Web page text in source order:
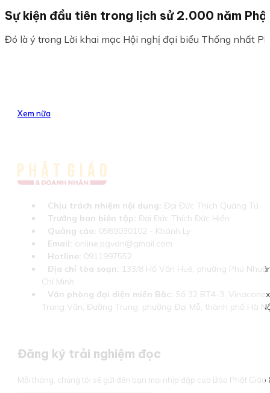
Sự kiện đầu tiên trong lịch sử 2.000 năm
Đó là ý trong Lời khai mạc Hội nghị đại biểu Thống nhất
Xem nữa
Chịu trách nhiệm nội dung: Đại Đức Thích Quảng Tú
Trưởng ban biên tập: Đại Đức Thích Đức Hiển
Quảng cáo: 0989030102 - Khánh Ly
Email: online.pgvdn@gmail.com
Hotline: 0911997552
Địa chỉ tòa soạn: 133/8 Hồ Văn Huê, phường Phú
Chí Minh
Văn phòng đại diện miền Bắc: Số 32 BT4-3,
Trung Văn, Đường Trung, phường Đại Mỗ, thành phố Hà
Đăng ký trải nghiệm đọc
Mỗi tháng, chúng tôi sẽ gửi đến bạn mọi nhịp đập của Báo Phật Giáo